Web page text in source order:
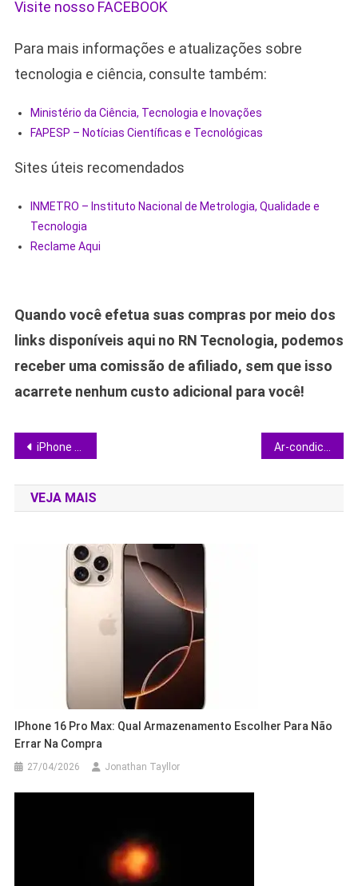
Visite nosso FACEBOOK
Para mais informações e atualizações sobre
tecnologia e ciência, consulte também:
Ministério da Ciência, Tecnologia e Inovações
FAPESP – Notícias Científicas e Tecnológicas
Sites úteis recomendados
INMETRO – Instituto Nacional de Metrologia, Qualidade e
Tecnologia
Reclame Aqui
Quando você efetua suas compras por meio dos
links disponíveis aqui no RN Tecnologia, podemos
receber uma comissão de afiliado, sem que isso
acarrete nenhum custo adicional para você!
Navegação
de
Post
iPhone 16 Pro Max: qual armazenamento escolher para não errar na compra
VEJA MAIS
IPhone 16 Pro Max: Qual Armazenamento Escolher Para Não
Errar Na Compra
27/04/2026 Jonathan Tayllor